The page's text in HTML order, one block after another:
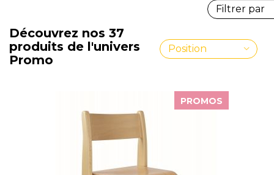
Filtrer par
Découvrez nos 37
produits de l'univers
Promo
Position
PROMOS